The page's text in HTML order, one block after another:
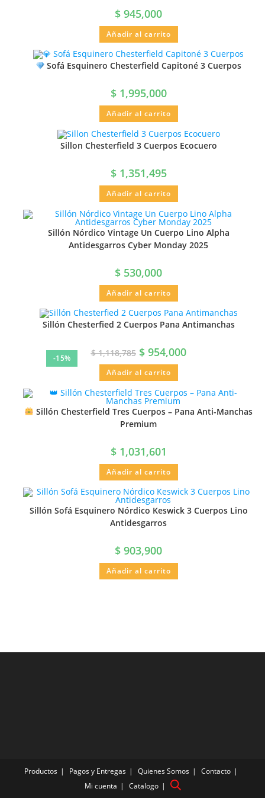
$ 945,000
Añadir al carrito
Sofá Esquinero Chesterfield Capitoné 3 Cuerpos
$1,995,000
Añadir al carrito
Sillon Chesterfield 3 Cuerpos Ecocuero
$1,351,495
Añadir al carrito
Sillón Nórdico Vintage Un Cuerpo Lino Alpha
Antidesgarros Cyber Monday 2025
$ 530,000
Añadir al carrito
-15%
Sillón Chesterfied 2 Cuerpos Pana Antimanchas
$1,118,785 $954,000
Añadir al carrito
Sillón Chesterfield Tres Cuerpos – Pana Anti-Manchas
Premium
$1,031,601
Añadir al carrito
Sillón Sofá Esquinero Nórdico Keswick 3 Cuerpos Lino
Antidesgarros
$ 903,900
Añadir al carrito
Productos Pagos y Entregas Quienes Somos
Contacto
Mi cuenta
Catalogo